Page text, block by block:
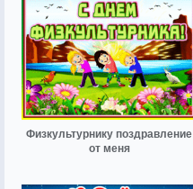
Физкультурнику поздравление
от меня